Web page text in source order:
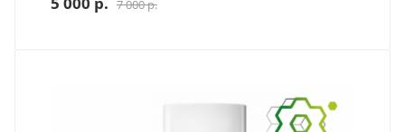
7 000 р.